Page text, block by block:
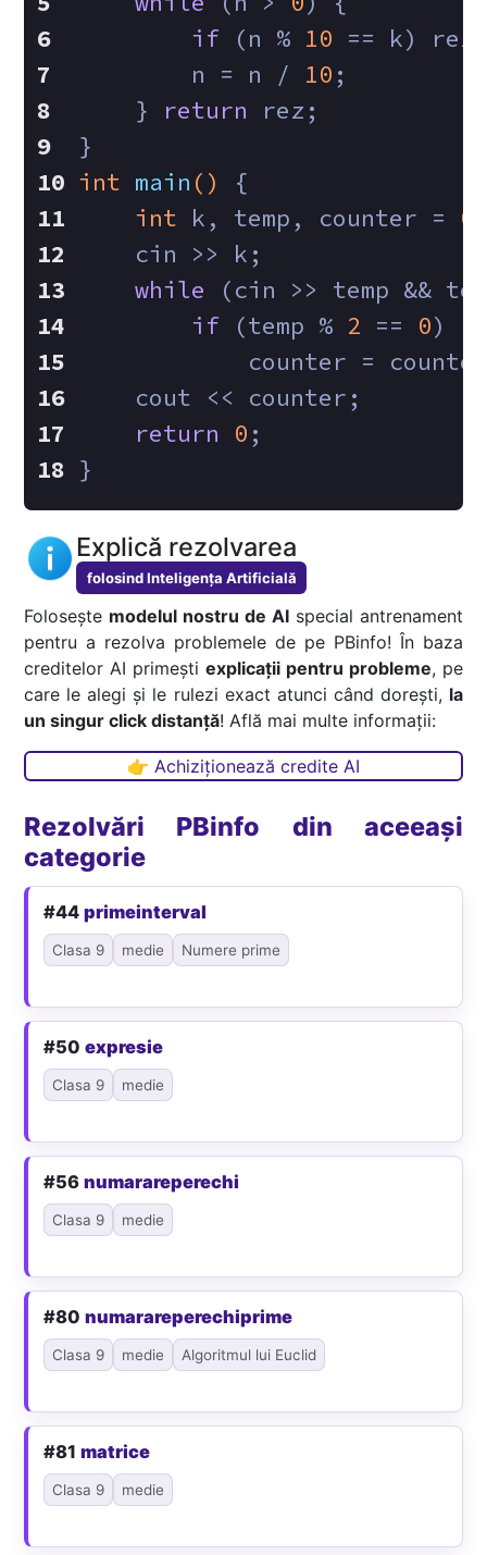
if (n % 10 == k)
        n = n /
10 ;
    }
return rez;
}
int main ()
{
int k, temp, counter = 0
    cin >> k;
while (cin >> temp &&
if (temp % 2 == 0)
counter =
    cout << counter;
return
0 ;
}
Explică rezolvarea
folosind Inteligența Artificială
Folosește modelul nostru de AIspecial antrenament
pentru a rezolva problemele de pe PBinfo! În baza
creditelor AI primești explicații pentru probleme, pe
care le alegi și le rulezi exact atunci când dorești, la
un singur click distanță! Află mai multe informații:
👉 Achiziționează credite AI
Rezolvări PBinfo din aceeași
categorie
#44primeinterval
Clasa 9 medie Numere prime
#50expresie
Clasa 9 medie
#56numarareperechi
Clasa 9 medie
#80numarareperechiprime
Clasa 9 medie Algoritmul lui Euclid
#81matrice
Clasa 9 medie